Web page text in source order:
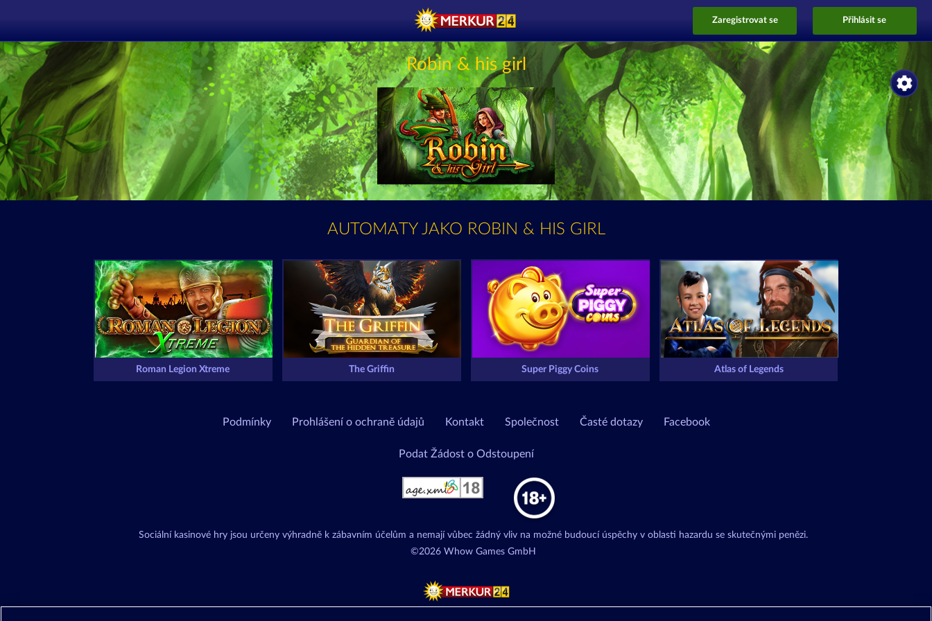
Zaregistrovat se Přihlásit se
Robin & his girl
AUTOMATY JAKO ROBIN & HIS GIRL
Roman Legion Xtreme The Griffin Super Piggy Coins Atlas of Legends
Podmínky Prohlášení o ochraně údajů Kontakt Společnost Časté dotazy Facebook
Podat Žádost o Odstoupení
Sociální kasinové hry jsou určeny výhradně k zábavním účelům a nemají vůbec žádný vliv na možné budoucí úspěchy v oblasti hazardu se skutečnými penězi.
©2026 Whow Games GmbH